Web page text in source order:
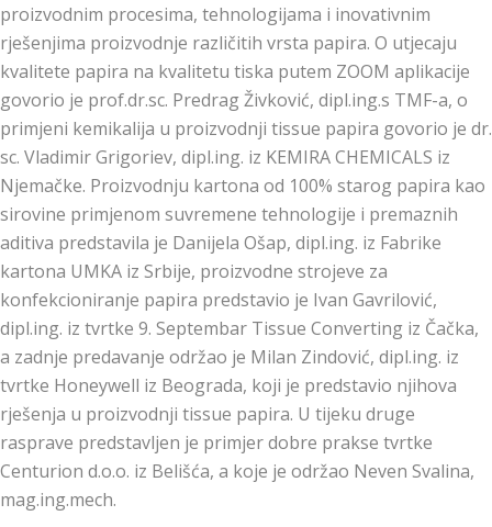
proizvodnim procesima, tehnologijama i inovativnim
rješenjima proizvodnje različitih vrsta papira. O utjecaju
kvalitete papira na kvalitetu tiska putem ZOOM aplikacije
govorio je prof.dr.sc. Predrag Živković, dipl.ing.s TMF-a, o
primjeni kemikalija u proizvodnji tissue papira govorio je dr.
sc. Vladimir Grigoriev, dipl.ing. iz KEMIRA CHEMICALS iz
Njemačke. Proizvodnju kartona od 100% starog papira kao
sirovine primjenom suvremene tehnologije i premaznih
aditiva predstavila je Danijela Ošap, dipl.ing. iz Fabrike
kartona UMKA iz Srbije, proizvodne strojeve za
konfekcioniranje papira predstavio je Ivan Gavrilović,
dipl.ing. iz tvrtke 9. Septembar Tissue Converting iz Čačka,
a zadnje predavanje održao je Milan Zindović, dipl.ing. iz
tvrtke Honeywell iz Beograda, koji je predstavio njihova
rješenja u proizvodnji tissue papira. U tijeku druge
rasprave predstavljen je primjer dobre prakse tvrtke
Centurion d.o.o. iz Belišća, a koje je održao Neven Svalina,
mag.ing.mech.